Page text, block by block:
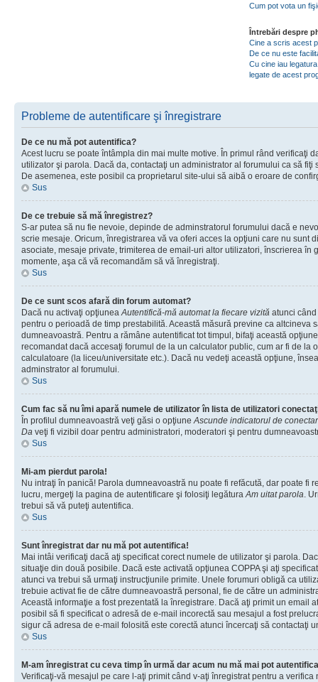
Cum pot vota un
Întrebări despre
Cine a scris acest
De ce nu este
Cu cine iau
legate de acest
Probleme de autentificare şi înregistrare
De ce nu mă pot autentifica?
Acest lucru se poate întâmpla din mai multe motive. În primul rând verificaţi
utilizator şi parola. Dacă da, contactaţi un administrator al forumului ca să fiţi
De asemenea, este posibil ca proprietarul site-ului să aibă o eroare de
Sus
De ce trebuie să mă înregistrez?
S-ar putea să nu fie nevoie, depinde de adminstratorul forumului dacă e
scrie mesaje. Oricum, înregistrarea vă va oferi acces la opţiuni care nu sunt
asociate, mesaje private, trimiterea de email-uri altor utilizatori, înscrierea în
momente, aşa că vă recomandăm să vă înregistraţi.
Sus
De ce sunt scos afară din forum automat?
Dacă nu activaţi opţiuneaAutentifică-mă automat la fiecare vizită atunci
pentru o perioadă de timp prestabilită. Această măsură previne ca altcineva
dumneavoastră. Pentru a rămâne autentificat tot timpul, bifaţi această
recomandat dacă accesaţi forumul de la un calculator public, cum ar fi de la
calculatoare (la liceu/universitate etc.). Dacă nu vedeţi această opţiune,
adminstrator al forumului.
Sus
Cum fac să nu îmi apară numele de utilizator în lista de utilizatori
În profilul dumneavoastră veţi găsi o opţiuneAscunde indicatorul de
Da veţi fi vizibil doar pentru administratori, moderatori şi pentru
Sus
Mi-am pierdut parola!
Nu intraţi în panică! Parola dumneavoastră nu poate fi refăcută, dar poate fi
lucru, mergeţi la pagina de autentificare şi folosiţi legăturaAm uitat parola.
trebui să vă puteţi autentifica.
Sus
Sunt înregistrat dar nu mă pot autentifica!
Mai intâi verificaţi dacă aţi specificat corect numele de utilizator şi parola.
situaţie din două posibile. Dacă este activată opţiunea COPPA şi aţi
atunci va trebui să urmaţi instrucţiunile primite. Unele forumuri obligă ca
trebuie activat fie de către dumneavoastră personal, fie de către un
Această informaţie a fost prezentată la înregistrare. Dacă aţi primit un email
posibil să fi specificat o adresă de e-mail incorectă sau mesajul a fost
sigur că adresa de e-mail folosită este corectă atunci încercaţi să contactaţi
Sus
M-am înregistrat cu ceva timp în urmă dar acum nu mă mai pot
Verificaţi-vă mesajul pe care l-aţi primit când v-aţi înregistrat pentru a